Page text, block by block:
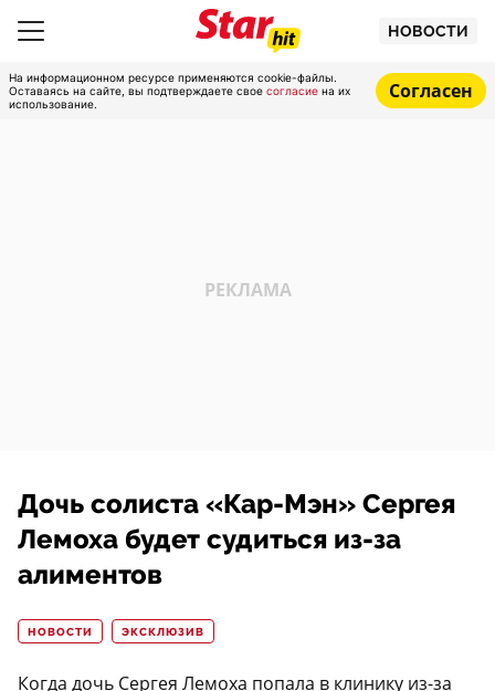
НОВОСТИ
На информационном ресурсе применяются cookie-файлы.
Оставаясь на сайте, вы подтверждаете свое согласие на их
использование.
Согласен
Дочь солиста «Кар-Мэн» Сергея
Лемоха будет судиться из-за
алиментов
НОВОСТИ ЭКСКЛЮЗИВ
Когда дочь Сергея Лемоха попала в клинику из-за